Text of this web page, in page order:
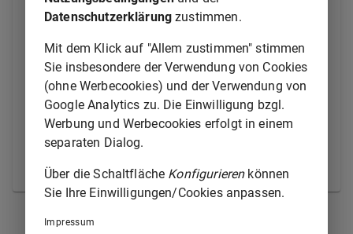
der Vollmacht hat dem Gegner gegenüber nur
insoweit rechtliche Wirkung, als diese Beschränkung
die Beseitigung des Rechtsstreits durch Vergleich,
Verzichtleistung auf den Streitgegenstand oder
Anerkennung des von dem Gegner geltend
gemachten Anspruchs betrifft.
(2) Insoweit eine Vertretung durch Anwälte nicht
geboten ist, kann eine Vollmacht für einzelne
Prozesshandlungen erteilt werden.
§ 82
Datenschutzerklärung zustimmen.
Mit dem Klick auf "Allem zustimmen" stimmen
Sie insbesondere der Verwendung von Cookies
(ohne Werbecookies) und der Verwendung von
Google Analytics zu. Die Einwilligung bzgl.
Werbung und Werbecookies erfolgt in einem
separaten Dialog.
Über die Schaltfläche Konfigurierenkönnen
Sie Ihre Einwilligungen/Cookies anpassen.
Impressum